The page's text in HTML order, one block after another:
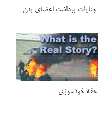
جنایات برداشت اعضای بدن
حقه خودسوزی